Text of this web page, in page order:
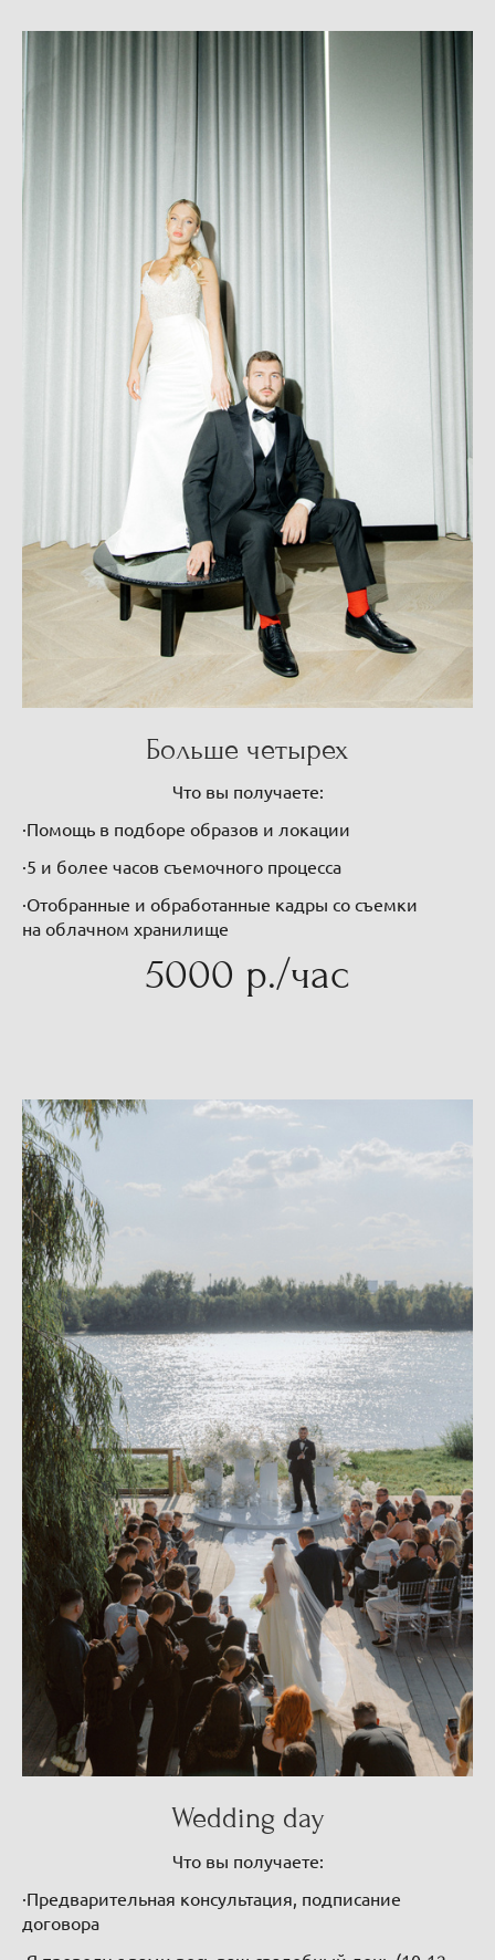
Больше четырех
Что вы получаете:
·Помощь в подборе образов и локации
·5 и более часов съемочного процесса
·Отобранные и обработанные кадры со съемки
на облачном хранилище
5000 р./час
Wedding day
Что вы получаете:
·Предварительная консультация, подписание
договора